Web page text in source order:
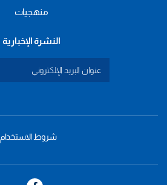
منهجيات
النشرة الإخبارية
شروط الاستخدام